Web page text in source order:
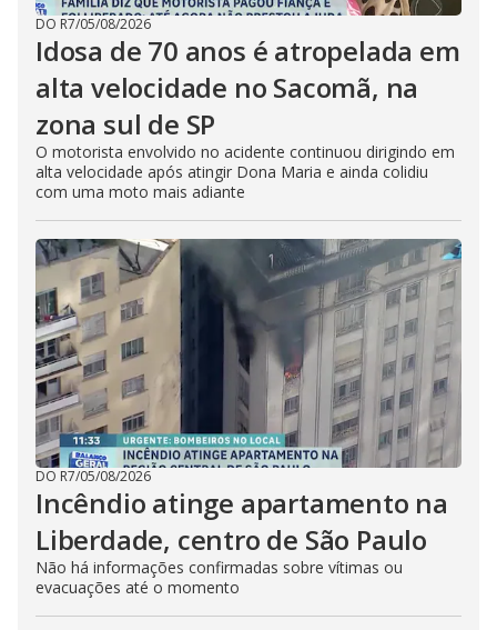
DO R7/05/08/2026
Idosa de 70 anos é atropelada em
alta velocidade no Sacomã, na
zona sul de SP
O motorista envolvido no acidente continuou dirigindo em
alta velocidade após atingir Dona Maria e ainda colidiu
com uma moto mais adiante
DO R7/05/08/2026
Incêndio atinge apartamento na
Liberdade, centro de São Paulo
Não há informações confirmadas sobre vítimas ou
evacuações até o momento